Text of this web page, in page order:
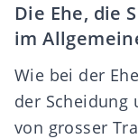
Die Ehe, die
im
Wie bei der
der Scheidung
von grosser